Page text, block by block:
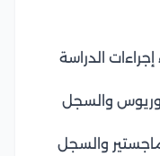
الدراسة
والسجل
والسجل